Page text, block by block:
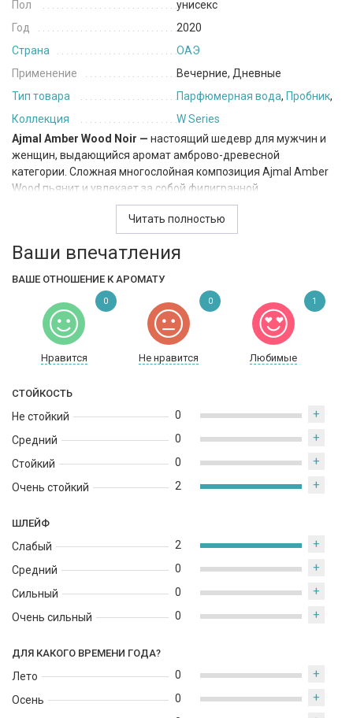
Пол
унисекс
Год
2020
Страна
ОАЭ
Применение
Вечерние, Дневные
Тип товара
Парфюмерная вода, Пробник,
Коллекция
W Series
Ajmal Amber Wood Noir — настоящий шедевр для мужчин и
женщин, выдающийся аромат амброво-древесной
категории. Сложная многослойная композиция Ajmal Amber
Wood пьянит и увлекает за собой филигранной
отточенностью звучания амбры. Чувственная и мощная
мелодия открывается нотами пряностей, настоянных на
яблоках, сопровождаемых отголосками белого перца и
лаванды с привкусом кардамона. Древесное сердце
Читать полностью
Ваши впечатления
ВАШЕ ОТНОШЕНИЕ К АРОМАТУ
Нравится Не нравится Любимые
0 0 1
СТОЙКОСТЬ
Не стойкий
Средний
Стойкий
Очень стойкий
0 +
0 +
0 +
2 +
ШЛЕЙФ
Слабый
Средний
Сильный
Очень сильный
2 +
0 +
0 +
0 +
ДЛЯ КАКОГО ВРЕМЕНИ ГОДА?
Лето
Осень
0 +
0 +